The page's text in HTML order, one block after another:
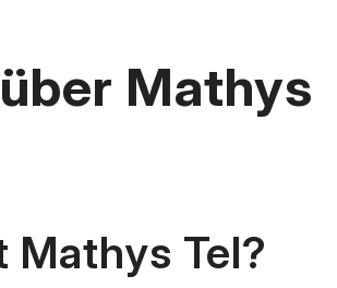
Mathys
Mathys Tel?